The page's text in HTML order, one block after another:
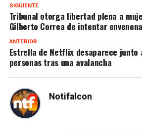
SIGUIENTE
Tribunal otorga libertad plena a
Gilberto Correa de intentar
ANTERIOR
Estrella de Netflix desaparece junto
personas tras una avalancha
Notifalcon